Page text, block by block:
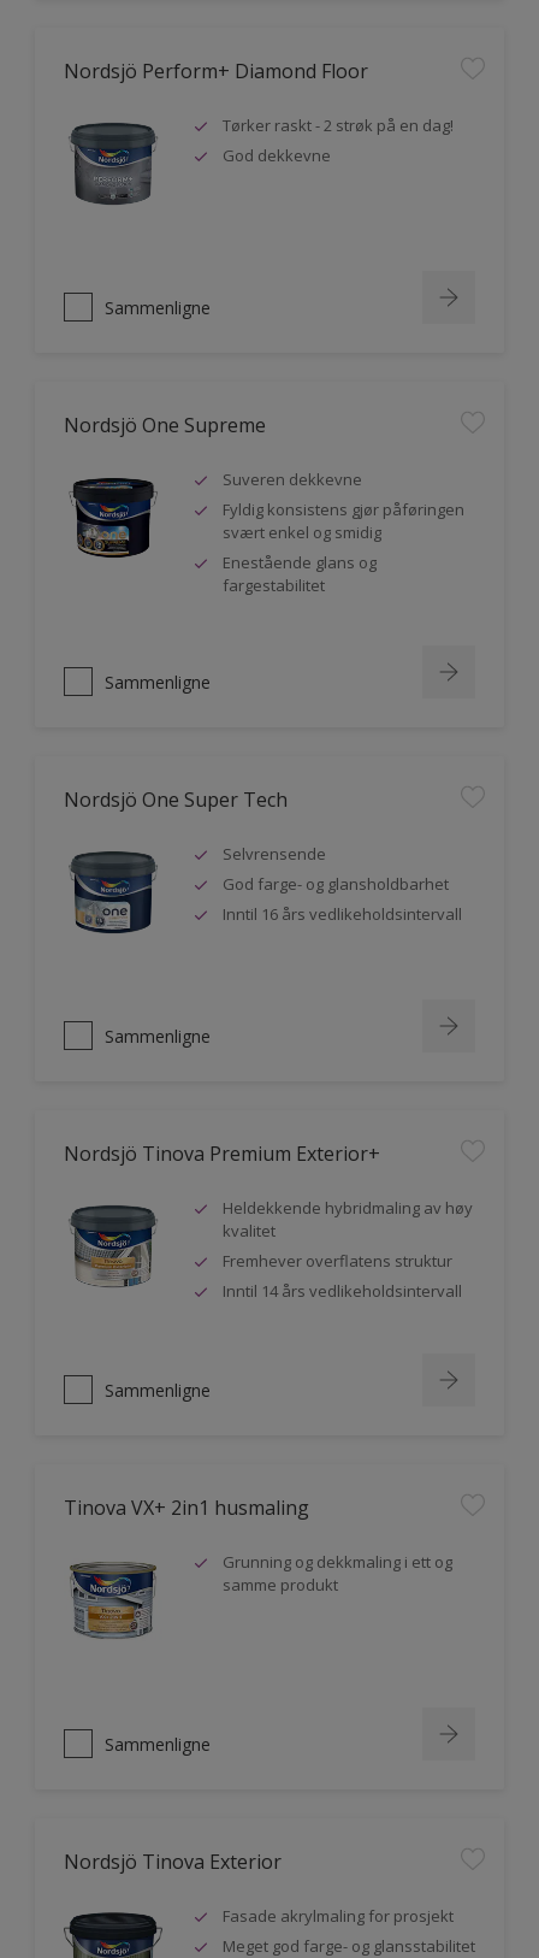
Nordsjö Perform+ Diamond Floor
Tørker raskt - 2 strøk på en dag!
God dekkevne
Sammenligne
Nordsjö One Supreme
Suveren dekkevne
Fyldig konsistens gjør påføringen
svært enkel og smidig
Enestående glans og
fargestabilitet
Sammenligne
Nordsjö One Super Tech
Selvrensende
God farge- og glansholdbarhet
Inntil 16 års vedlikeholdsintervall
Sammenligne
Nordsjö Tinova Premium Exterior+
Heldekkende hybridmaling av høy
kvalitet
Fremhever overflatens struktur
Inntil 14 års vedlikeholdsintervall
Sammenligne
Tinova VX+ 2in1 husmaling
Grunning og dekkmaling i ett og
samme produkt
Sammenligne
Nordsjö Tinova Exterior
Fasade akrylmaling for prosjekt
Meget god farge- og glansstabilitet